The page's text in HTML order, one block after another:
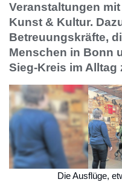
Veranstaltungen
Kunst & Kultur.
Betreuungskräfte,
Menschen in Bonn
Sieg-Kreis im Alltag
Die Ausflüge,